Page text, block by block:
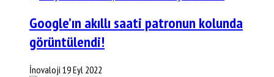
Google’ın akıllı saati patronun kolunda
görüntülendi!
İnovaloji 19 Eyl 2022